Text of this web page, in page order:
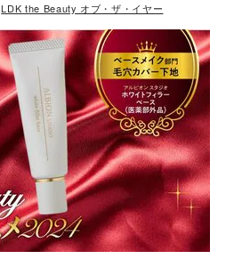
LDK the Beauty オブ・ザ・イヤー